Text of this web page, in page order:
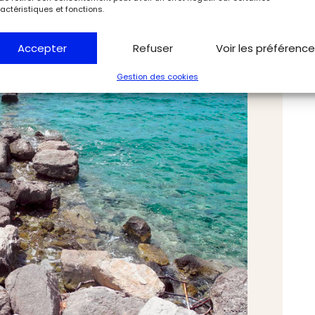
et fonctions.
Accepter Refuser Voir les
Gestion des cookies